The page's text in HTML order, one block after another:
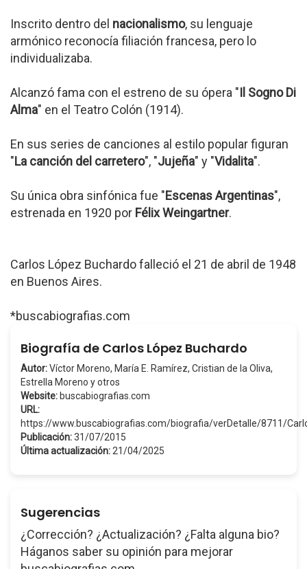
Inscrito dentro del nacionalismo, su lenguaje
armónico reconocía filiación francesa, pero lo
individualizaba.
Alcanzó fama con el estreno de su ópera "Il Sogno Di
Alma" en el Teatro Colón (1914).
En sus series de canciones al estilo popular figuran
"La canción del carretero", "Jujeña" y "Vidalita".
Su única obra sinfónica fue "Escenas Argentinas",
estrenada en 1920 por Félix Weingartner.
Carlos López Buchardo falleció el 21 de abril de 1948
en Buenos Aires.
*buscabiografias.com
Biografía de Carlos López Buchardo
Autor:Víctor Moreno, María E. Ramírez, Cristian de la Oliva,
Estrella Moreno y otros
Website: buscabiografias.com
URL:
https://www.buscabiografias.com/biografia/verDetalle/8711/
Publicación:31/07/2015
Última actualización: 21/04/2025
Sugerencias
¿Corrección? ¿Actualización? ¿Falta alguna bio?
Háganos saber su opinión para mejorar